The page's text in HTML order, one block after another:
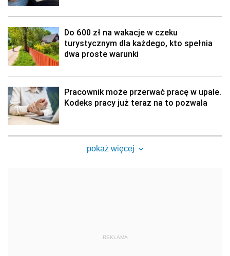
Do 600 zł na wakacje w czeku
turystycznym dla każdego, kto spełnia
dwa proste warunki
Pracownik może przerwać pracę w upale.
Kodeks pracy już teraz na to pozwala
pokaż więcej
REKLAMA